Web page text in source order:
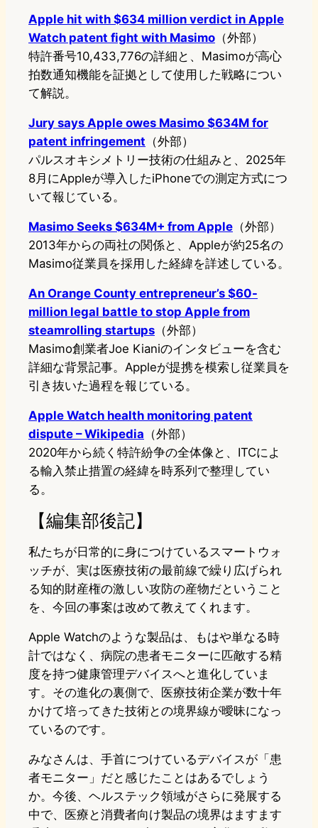
Apple hit with $634 million verdict in Apple
Watch patent fight with Masimo （外部）
特許番号10,433,776の詳細と、Masimoが高心
拍数通知機能を証拠として使用した戦略につい
て解説。
Jury says Apple owes Masimo $634M for
patent infringement （外部）
パルスオキシメトリー技術の仕組みと、2025年
8月にAppleが導入したiPhoneでの測定方式につ
いて報じている。
Masimo Seeks $634M+ from Apple （外部）
2013年からの両社の関係と、Appleが約25名の
Masimo従業員を採用した経緯を詳述している。
An Orange County entrepreneur’s $60-
million legal battle to stop Apple from
steamrolling startups （外部）
Masimo創業者Joe Kianiのインタビューを含む
詳細な背景記事。Appleが提携を模索し従業員を
引き抜いた過程を報じている。
Apple Watch health monitoring patent
dispute – Wikipedia （外部）
2020年から続く特許紛争の全体像と、ITCによ
る輸入禁止措置の経緯を時系列で整理してい
る。
【編集部後記】
私たちが日常的に身につけているスマートウォ
ッチが、実は医療技術の最前線で繰り広げられ
る知的財産権の激しい攻防の産物だということ
を、今回の事案は改めて教えてくれます。
Apple Watchのような製品は、もはや単なる時
計ではなく、病院の患者モニターに匹敵する精
度を持つ健康管理デバイスへと進化していま
す。その進化の裏側で、医療技術企業が数十年
かけて培ってきた技術との境界線が曖昧になっ
ているのです。
みなさんは、手首につけているデバイスが「患
者モニター」だと感じたことはあるでしょう
か。今後、ヘルステック領域がさらに発展する
中で、医療と消費者向け製品の境界はますます